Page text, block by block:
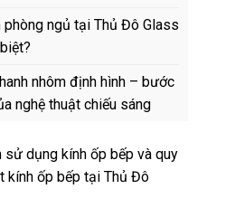
phòng ngủ tại Thủ Đô Glass
nhôm định hình – bước
nghệ thuật chiếu sáng
sử dụng kính ốp bếp và quy
kính ốp bếp tại Thủ Đô